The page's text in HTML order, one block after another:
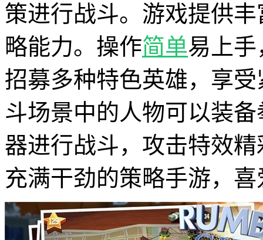
策进行战斗。游戏提供丰
略能力。操作简单易上
招募多种特色英雄，享受
斗场景中的人物可以装
器进行战斗，攻击特效
充满干劲的策略手游，